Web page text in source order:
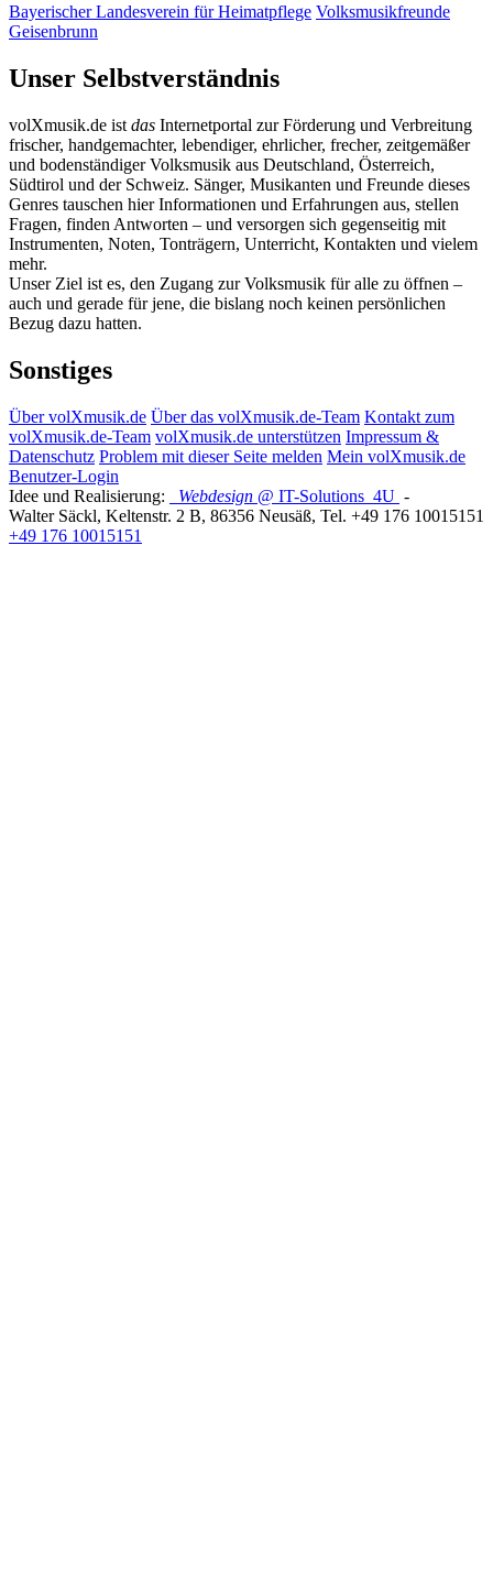
Bayerischer Landesverein für Heimatpflege Volksmusikfreunde
Geisenbrunn
Unser Selbstverständnis
volXmusik.de ist das Internetportal zur Förderung und Verbreitung
frischer, handgemachter, lebendiger, ehrlicher, frecher, zeitgemäßer
und bodenständiger Volksmusik aus Deutschland, Österreich,
Südtirol und der Schweiz. Sänger, Musikanten und Freunde dieses
Genres tauschen hier Informationen und Erfahrungen aus, stellen
Fragen, finden Antworten – und versorgen sich gegenseitig mit
Instrumenten, Noten, Tonträgern, Unterricht, Kontakten und vielem
mehr.
Unser Ziel ist es, den Zugang zur Volksmusik für alle zu öffnen –
auch und gerade für jene, die bislang noch keinen persönlichen
Bezug dazu hatten.
Sonstiges
Über volXmusik.de Über das volXmusik.de-Team Kontakt zum
volXmusik.de-Team volXmusik.de unterstützen Impressum &
Datenschutz Problem mit dieser Seite melden Mein volXmusik.de
Benutzer-Login
Idee und Realisierung:
Webdesign @ IT-Solutions 4U -
Walter Säckl, Keltenstr. 2 B, 86356 Neusäß, Tel. +49 176 10015151
+49 176 10015151